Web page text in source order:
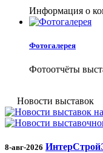
Информация о
Фотогалерея
Фотоотчёты
Новости выставок
8-авг-2026